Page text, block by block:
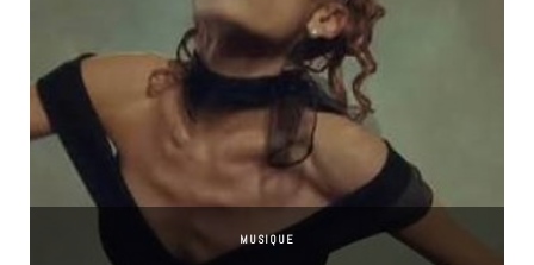
MUSIQUE